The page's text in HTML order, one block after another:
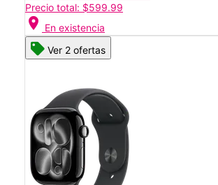
Precio total: $599.99
location_on En existencia
Ver 2 ofertas